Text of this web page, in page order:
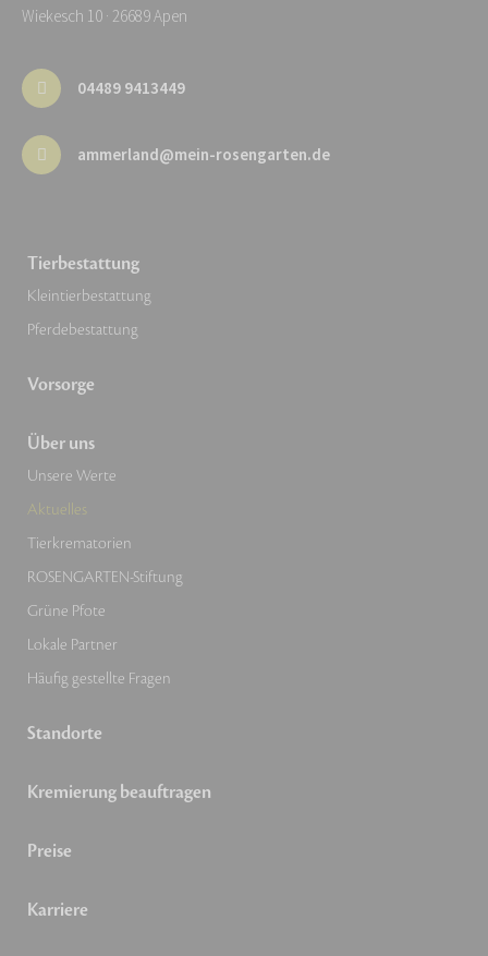
Wiekesch 10 · 26689 Apen
04489 9413449
ammerland@mein-rosengarten.de
Tierbestattung
Kleintierbestattung
Pferdebestattung
Vorsorge
Über uns
Unsere Werte
Aktuelles
Tierkrematorien
ROSENGARTEN-Stiftung
Grüne Pfote
Lokale Partner
Häufig gestellte Fragen
Standorte
Kremierung beauftragen
Preise
Karriere